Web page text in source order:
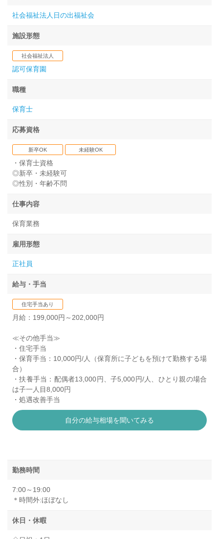
社会福祉法人日の出福祉会
施設形態
社会福祉法人
認可保育園
職種
保育士
応募資格
新卒OK 未経験OK
・保育士資格
◎新卒・未経験可
◎性別・年齢不問
仕事内容
保育業務
雇用形態
正社員
給与・手当
住宅手当あり
月給：199,000円～202,000円
≪その他手当≫
・住宅手当
・保育手当：10,000円/人（保育所に子どもを預けて勤務する場
合）
・扶養手当：配偶者13,000円、子5,000円/人、ひとり親の場合
は子一人目8,000円
・処遇改善手当
自分の給与相場を聞いてみる
勤務時間
7:00～19:00
＊時間外:ほぼなし
休日・休暇